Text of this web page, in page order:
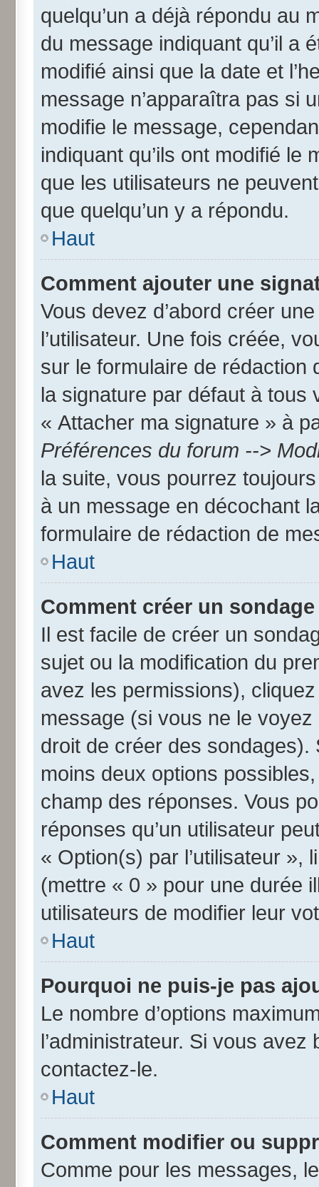
quelqu’un a déjà répondu au
du message indiquant qu’il a
modifié ainsi que la date et
message n’apparaîtra pas si
modifie le message,
indiquant qu’ils ont modifié le
que les utilisateurs ne
que quelqu’un y a répondu.
Haut
Comment ajouter une
Vous devez d’abord créer
l’utilisateur. Une fois créée,
sur le formulaire de rédaction
la signature par défaut à tous
« Attacher ma signature » à
Préférences du forum -->
la suite, vous pourrez
à un message en décochant
formulaire de rédaction de
Haut
Comment créer un
Il est facile de créer un
sujet ou la modification du
avez les permissions),
message (si vous ne le
droit de créer des
moins deux options
champ des réponses. Vous
réponses qu’un utilisateur
« Option(s) par l’utilisateur »,
(mettre « 0 » pour une durée
utilisateurs de modifier leur
Haut
Pourquoi ne puis-je pas
Le nombre d’options
l’administrateur. Si vous avez
contactez-le.
Haut
Comment modifier ou
Comme pour les messages,